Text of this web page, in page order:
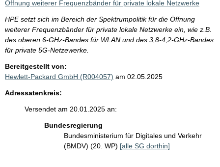
Öffnung weiterer Frequenzbänder für private lokale Netzwerke
HPE setzt sich im Bereich der Spektrumpolitik für die Öffnung
weiterer Frequenzbänder für private lokale Netzwerke ein, wie z.B.
des oberen 6-GHz-Bandes für WLAN und des 3,8-4,2-GHz-Bandes
für private 5G-Netzewerke.
Bereitgestellt von:
Hewlett-Packard GmbH (R004057) am 02.05.2025
Adressatenkreis:
Versendet am 20.01.2025 an:
Bundesregierung
Bundesministerium für Digitales und Verkehr
(BMDV) (20. WP) [alle SG dorthin]